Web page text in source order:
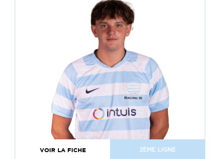
VOIR LA FICHE 2ÈME LIGNE